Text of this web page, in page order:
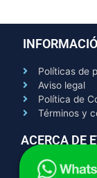
Políticas de
Aviso legal
Política de
Términos y
ACERCA DE
Contacto